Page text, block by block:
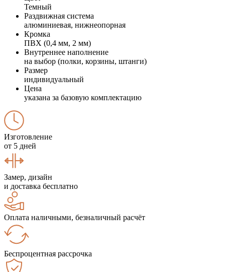
Темный
Раздвижная система
алюминиевая, нижнеопорная
Кромка
ПВХ (0,4 мм, 2 мм)
Внутреннее наполнение
на выбор (полки, корзины, штанги)
Размер
индивидуальный
Цена
указана за базовую комплектацию
Изготовление
от 5 дней
Замер, дизайн
и доставка бесплатно
Оплата наличными, безналичный расчёт
Беспроцентная рассрочка